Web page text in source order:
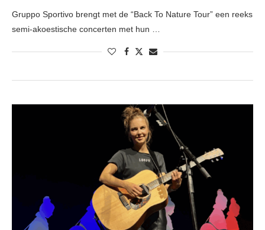
Gruppo Sportivo brengt met de “Back To Nature Tour” een reeks
semi-akoestische concerten met hun …